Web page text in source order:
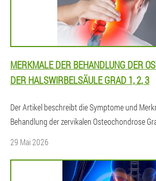
MERKMALE DER BEHANDLUNG DER
DER HALSWIRBELSÄULE GRAD 1, 2, 3
Der Artikel beschreibt die Symptome und
Behandlung der zervikalen Osteochondrose
29 Mai 2026